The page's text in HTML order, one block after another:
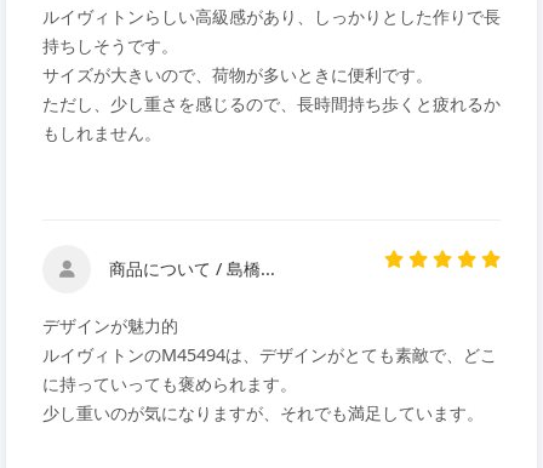
ルイヴィトンらしい高級感があり、しっかりとした作りで長
持ちしそうです。
サイズが大きいので、荷物が多いときに便利です。
ただし、少し重さを感じるので、長時間持ち歩くと疲れるか
もしれません。
商品について / 島橋...
デザインが魅力的
ルイヴィトンのM45494は、デザインがとても素敵で、どこ
に持っていっても褒められます。
少し重いのが気になりますが、それでも満足しています。